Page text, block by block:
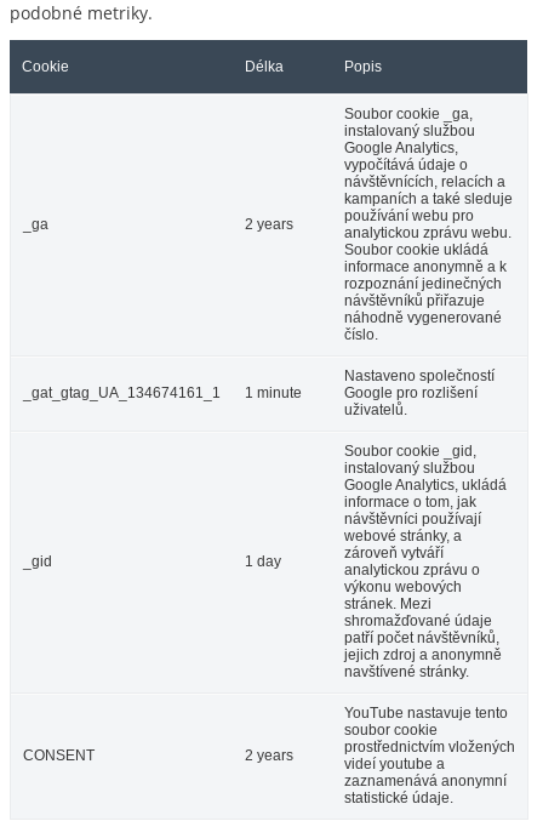
podobné metriky.
Cookie Délka Popis
_ga 2 years
Soubor cookie _ga,
instalovaný službou
Google Analytics,
vypočítává údaje o
návštěvnících, relacích a
kampaních a také sleduje
používání webu pro
analytickou zprávu webu.
Soubor cookie ukládá
informace anonymně a k
rozpoznání jedinečných
návštěvníků přiřazuje
náhodně vygenerované
číslo.
_gat_gtag_UA_134674161_1 1 minute
Nastaveno společností
Google pro rozlišení
uživatelů.
_gid 1 day
Soubor cookie _gid,
instalovaný službou
Google Analytics, ukládá
informace o tom, jak
návštěvníci používají
webové stránky, a
zároveň vytváří
analytickou zprávu o
výkonu webových
stránek. Mezi
shromažďované údaje
patří počet návštěvníků,
jejich zdroj a anonymně
navštívené stránky.
CONSENT 2 years
YouTube nastavuje tento
soubor cookie
prostřednictvím vložených
videí youtube a
zaznamenává anonymní
statistické údaje.